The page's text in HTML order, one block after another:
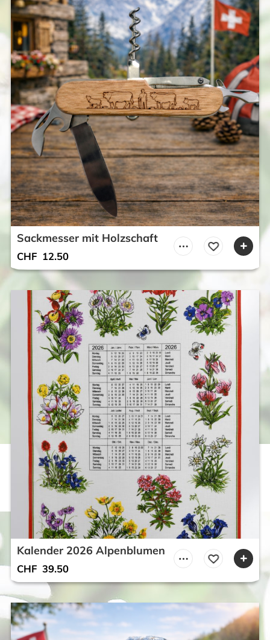
Sackmesser mit Holzschaft
CHF 12.50
Kalender 2026 Alpenblumen
CHF 39.50